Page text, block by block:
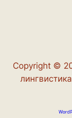
Copyright ©